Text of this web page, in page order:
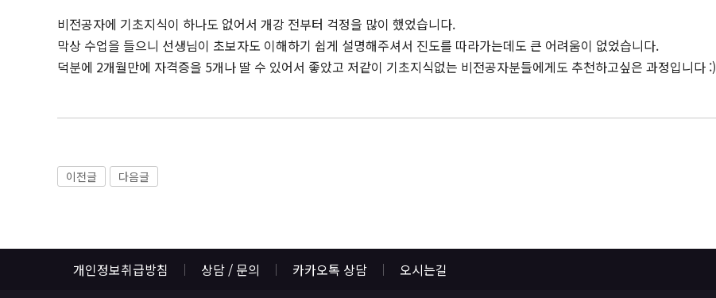
비전공자에 기초지식이 하나도 없어서 개강 전부터 걱정을 많이 했었습니다.
막상 수업을 들으니 선생님이 초보자도 이해하기 쉽게 설명해주셔서 진도를 따라가는데도 큰 어려움이 없었습니다.
덕분에 2개월만에 자격증을 5개나 딸 수 있어서 좋았고 저같이 기초지식없는 비전공자분들에게도 추천하고싶은 과정입니다 :)
이전글 다음글
개인정보취급방침 상담 / 문의 카카오톡 상담 오시는길